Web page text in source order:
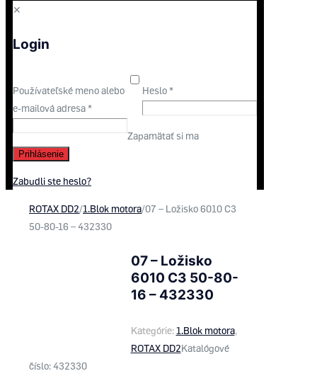
✕
Login
Používateľské meno alebo
e-mailová adresa*
Heslo*
Zapamätať si ma
Prihlásenie
Zabudli ste heslo?
ROTAX DD2/1.Blok motora/07 – Ložisko 6010 C3
50-80-16 – 432330
07 – Ložisko
6010 C3 50-80-
16 – 432330
Kategórie:1.Blok motora,
ROTAX DD2Katalógové
číslo:432330